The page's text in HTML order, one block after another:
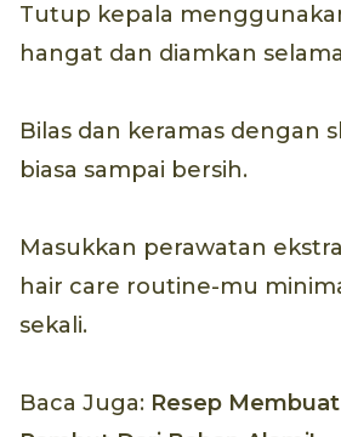
Tutup kepala
hangat dan diamkan
Bilas dan keramas dengan
biasa sampai bersih.
Masukkan perawatan
hair care routine-mu
sekali.
Baca Juga: Resep